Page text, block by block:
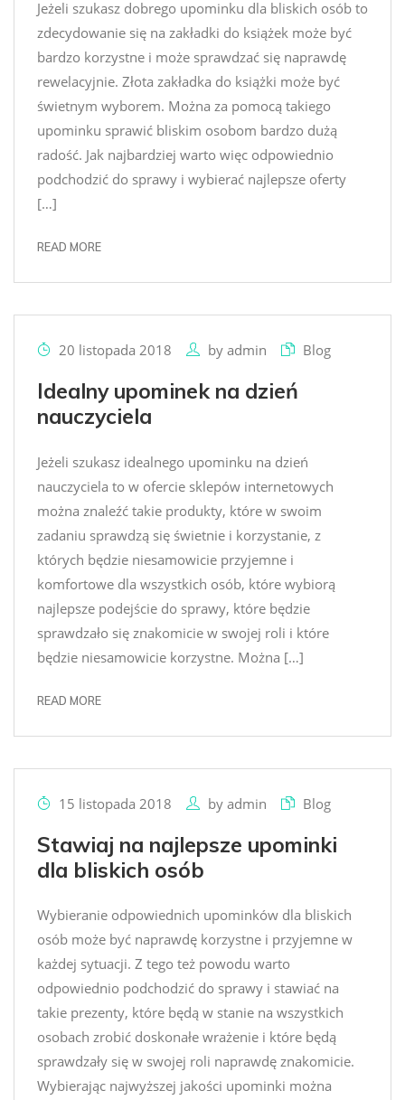
Jeżeli szukasz dobrego upominku dla bliskich osób to
zdecydowanie się na zakładki do książek może być
bardzo korzystne i może sprawdzać się naprawdę
rewelacyjnie. Złota zakładka do książki może być
świetnym wyborem. Można za pomocą takiego
upominku sprawić bliskim osobom bardzo dużą
radość. Jak najbardziej warto więc odpowiednio
podchodzić do sprawy i wybierać najlepsze oferty
[…]
READ MORE
20 listopada 2018 by admin Blog
Idealny upominek na dzień
nauczyciela
Jeżeli szukasz idealnego upominku na dzień
nauczyciela to w ofercie sklepów internetowych
można znaleźć takie produkty, które w swoim
zadaniu sprawdzą się świetnie i korzystanie, z
których będzie niesamowicie przyjemne i
komfortowe dla wszystkich osób, które wybiorą
najlepsze podejście do sprawy, które będzie
sprawdzało się znakomicie w swojej roli i które
będzie niesamowicie korzystne. Można […]
READ MORE
15 listopada 2018 by admin Blog
Stawiaj na najlepsze upominki
dla bliskich osób
Wybieranie odpowiednich upominków dla bliskich
osób może być naprawdę korzystne i przyjemne w
każdej sytuacji. Z tego też powodu warto
odpowiednio podchodzić do sprawy i stawiać na
takie prezenty, które będą w stanie na wszystkich
osobach zrobić doskonałe wrażenie i które będą
sprawdzały się w swojej roli naprawdę znakomicie.
Wybierając najwyższej jakości upominki można